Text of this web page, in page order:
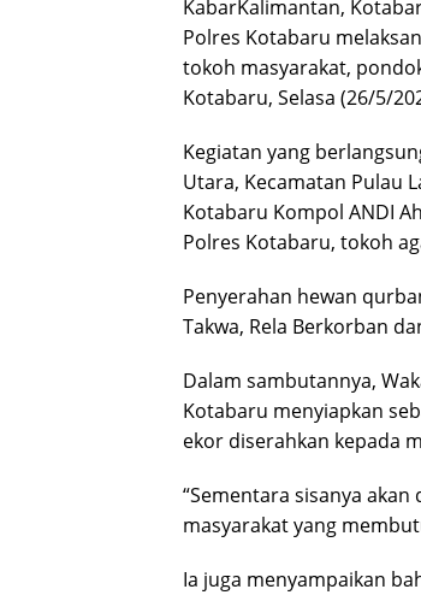
KabarKalimantan,
Polres Kotabaru
tokoh masyarakat,
Kotabaru, Selasa (26/5/
Kegiatan yang
Utara, Kecamatan Pulau
Kotabaru Kompol ANDI
Polres Kotabaru, tokoh
Penyerahan hewan
Takwa, Rela Berkorban
Dalam sambutannya,
Kotabaru menyiapkan
ekor diserahkan kepada
“Sementara sisanya
masyarakat yang
Ia juga menyampaikan